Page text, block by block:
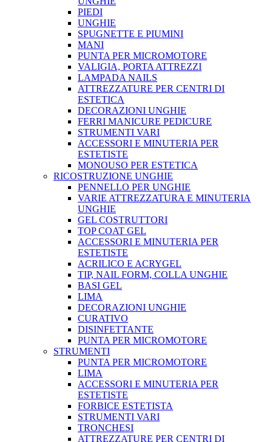
PIEDI
UNGHIE
SPUGNETTE E PIUMINI
MANI
PUNTA PER MICROMOTORE
VALIGIA, PORTA ATTREZZI
LAMPADA NAILS
ATTREZZATURE PER CENTRI DI
ESTETICA
DECORAZIONI UNGHIE
FERRI MANICURE PEDICURE
STRUMENTI VARI
ACCESSORI E MINUTERIA PER
ESTETISTE
MONOUSO PER ESTETICA
RICOSTRUZIONE UNGHIE
PENNELLO PER UNGHIE
VARIE ATTREZZATURA E MINUTERIA
UNGHIE
GEL COSTRUTTORI
TOP COAT GEL
ACCESSORI E MINUTERIA PER
ESTETISTE
ACRILICO E ACRYGEL
TIP, NAIL FORM, COLLA UNGHIE
BASI GEL
LIMA
DECORAZIONI UNGHIE
CURATIVO
DISINFETTANTE
PUNTA PER MICROMOTORE
STRUMENTI
PUNTA PER MICROMOTORE
LIMA
ACCESSORI E MINUTERIA PER
ESTETISTE
FORBICE ESTETISTA
STRUMENTI VARI
TRONCHESI
ATTREZZATURE PER CENTRI DI